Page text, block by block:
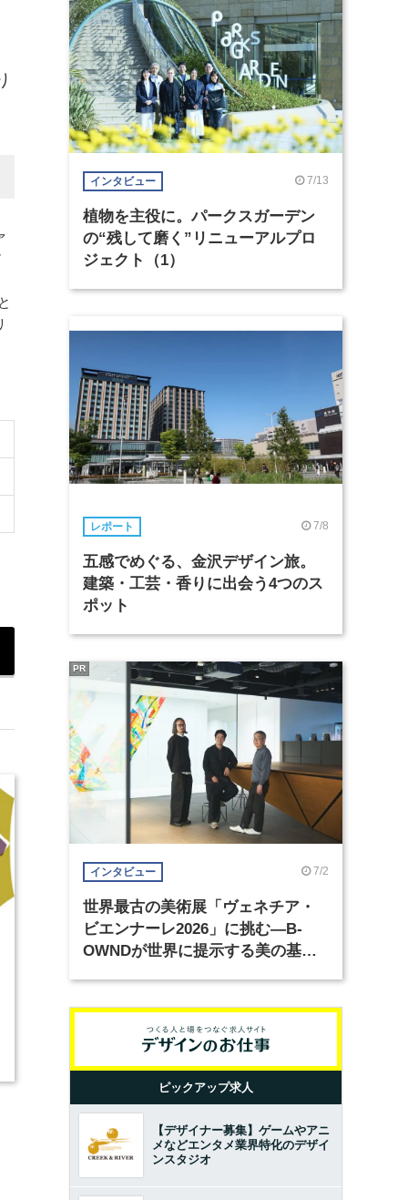
インタビュー 7/13
植物を主役に。パークスガーデン
の“残して磨く”リニューアルプロ
ジェクト（1）
レポート 7/8
五感でめぐる、金沢デザイン旅。
建築・工芸・香りに出会う4つのス
ポット
インタビュー 7/2
世界最古の美術展「ヴェネチア・
ビエンナーレ2026」に挑む―B-
OWNDが世界に提示する美の基準
PR
ピックアップ求人
【デザイナー募集】ゲームやアニ
メなどエンタメ業界特化のデザイ
ンスタジオ